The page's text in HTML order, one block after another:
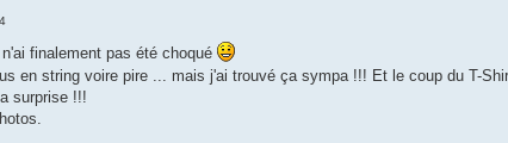
finalement pas été choqué
en string voire pire ... mais j'ai trouvé ça sympa !!! Et le coup du T-
surprise !!!